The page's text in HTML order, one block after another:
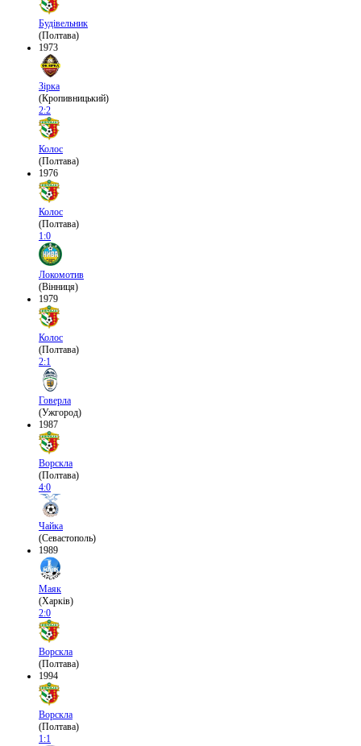
Будівельник
(Полтава)
1973
Зірка
(Кропивницький)
2:2
Колос
(Полтава)
1976
Колос
(Полтава)
1:0
Локомотив
(Вінниця)
1979
Колос
(Полтава)
2:1
Говерла
(Ужгород)
1987
Ворскла
(Полтава)
4:0
Чайка
(Севастополь)
1989
Маяк
(Харків)
2:0
Ворскла
(Полтава)
1994
Ворскла
(Полтава)
1:1